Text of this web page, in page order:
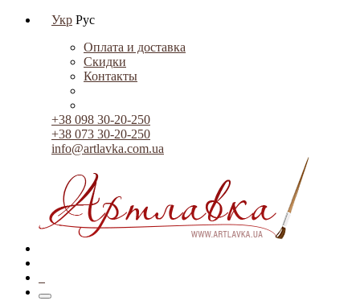
Укр Рус
Оплата и доставка
Скидки
Контакты
+38 098 30-20-250
+38 073 30-20-250
info@artlavka.com.ua